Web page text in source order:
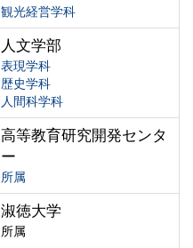
観光経営学科
人文学部
表現学科
歴史学科
人間科学科
高等教育研究開発センタ
ー
所属
淑徳大学
所属